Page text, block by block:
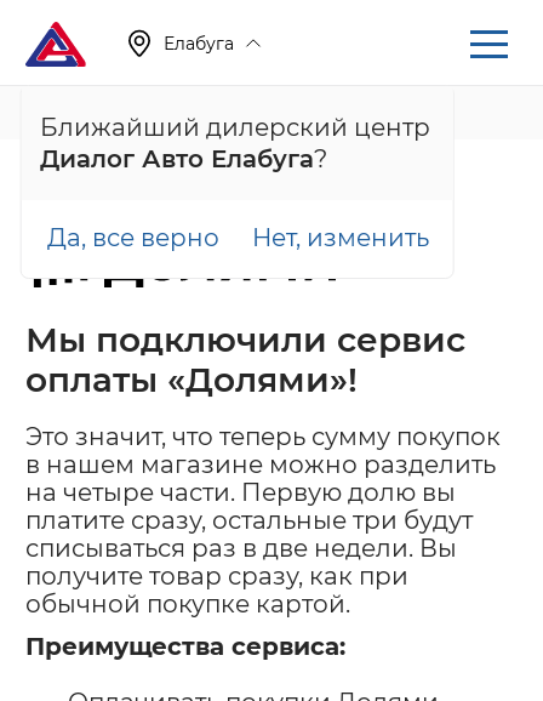
Елабуга
Ближайший дилерский центр
Диалог Авто Елабуга?
Да, все верно Нет, изменить
+7 (855) 222-05-71
Мы подключили сервис
оплаты «Долями»!
Это значит, что теперь сумму покупок
в нашем магазине можно разделить
на четыре части. Первую долю вы
платите сразу, остальные три будут
списываться раз в две недели. Вы
получите товар сразу, как при
обычной покупке картой.
Преимущества сервиса: